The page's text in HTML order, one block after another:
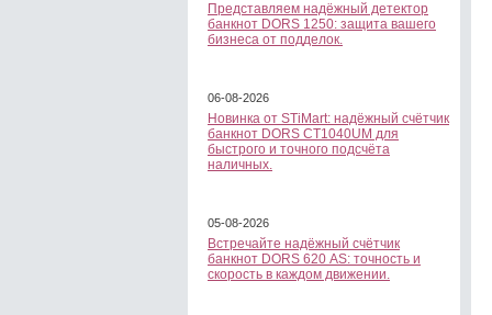
Представляем надёжный детектор
банкнот DORS 1250: защита вашего
бизнеса от подделок.
06-08-2026
Новинка от STiMart: надёжный счётчик
банкнот DORS CT1040UM для
быстрого и точного подсчёта
наличных.
05-08-2026
Встречайте надёжный счётчик
банкнот DORS 620 АS: точность и
скорость в каждом движении.